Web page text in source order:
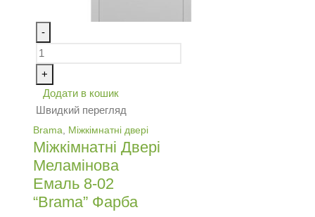
-
+
Додати в кошик
Швидкий перегляд
Brama Міжкімнатні двері
Міжкімнатні Двері
Меламінова
Емаль 8-02
“Brama” Фарба